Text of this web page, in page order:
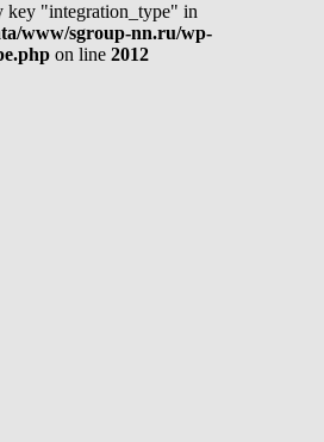
key "integration_type" in
www/sgroup-nn.ru/wp-
on line 2012